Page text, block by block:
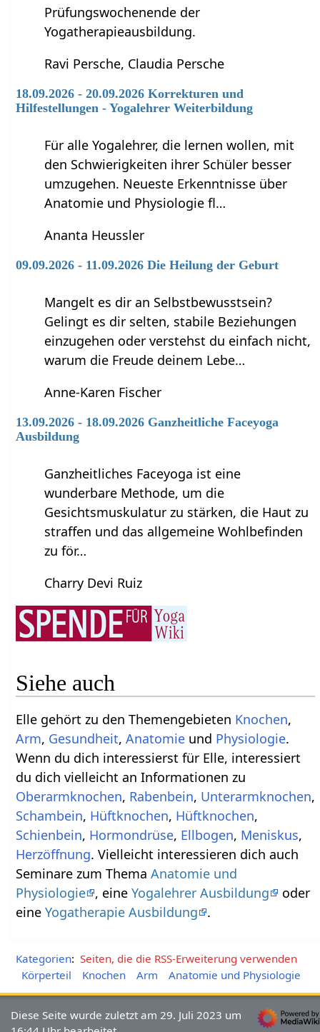
Prüfungswochenende der
Yogatherapieausbildung.
Ravi Persche, Claudia Persche
18.09.2026 - 20.09.2026 Korrekturen und
Hilfestellungen - Yogalehrer Weiterbildung
Für alle Yogalehrer, die lernen wollen, mit
den Schwierigkeiten ihrer Schüler besser
umzugehen. Neueste Erkenntnisse über
Anatomie und Physiologie fl…
Ananta Heussler
09.09.2026 - 11.09.2026 Die Heilung der Geburt
Mangelt es dir an Selbstbewusstsein?
Gelingt es dir selten, stabile Beziehungen
einzugehen oder verstehst du einfach nicht,
warum die Freude deinem Lebe…
Anne-Karen Fischer
13.09.2026 - 18.09.2026 Ganzheitliche Faceyoga
Ausbildung
Ganzheitliches Faceyoga ist eine
wunderbare Methode, um die
Gesichtsmuskulatur zu stärken, die Haut zu
straffen und das allgemeine Wohlbefinden
zu för…
Charry Devi Ruiz
Siehe auch
Elle gehört zu den Themengebieten Knochen,
Arm, Gesundheit,Anatomie und Physiologie.
Wenn du dich interessierst für Elle, interessiert
du dich vielleicht an Informationen zu
Oberarmknochen, Rabenbein, Unterarmknochen,
Schambein, Hüftknochen, Hüftknochen,
Schienbein, Hormondrüse, Ellbogen, Meniskus,
Herzöffnung. Vielleicht interessieren dich auch
Seminare zum ThemaAnatomie und
Physiologie , eineYogalehrer Ausbildung
oder
eineYogatherapie Ausbildung .
Kategorien: Seiten, die die RSS-Erweiterung verwenden
Körperteil
Knochen Arm Anatomie und Physiologie
Diese Seite wurde zuletzt am 29. Juli 2023 um